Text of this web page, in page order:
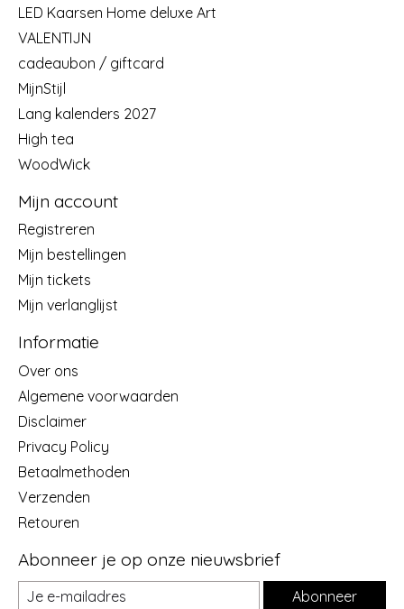
LED Kaarsen Home deluxe Art
VALENTIJN
cadeaubon / giftcard
MijnStijl
Lang kalenders 2027
High tea
WoodWick
Mijn account
Registreren
Mijn bestellingen
Mijn tickets
Mijn verlanglijst
Informatie
Over ons
Algemene voorwaarden
Disclaimer
Privacy Policy
Betaalmethoden
Verzenden
Retouren
Abonneer je op onze nieuwsbrief
Abonneer